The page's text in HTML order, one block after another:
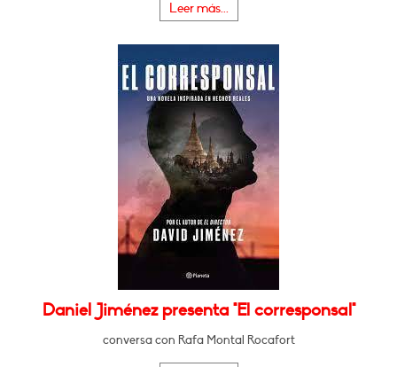
Leer más...
Daniel Jiménez presenta "El corresponsal"
conversa con Rafa Montal Rocafort